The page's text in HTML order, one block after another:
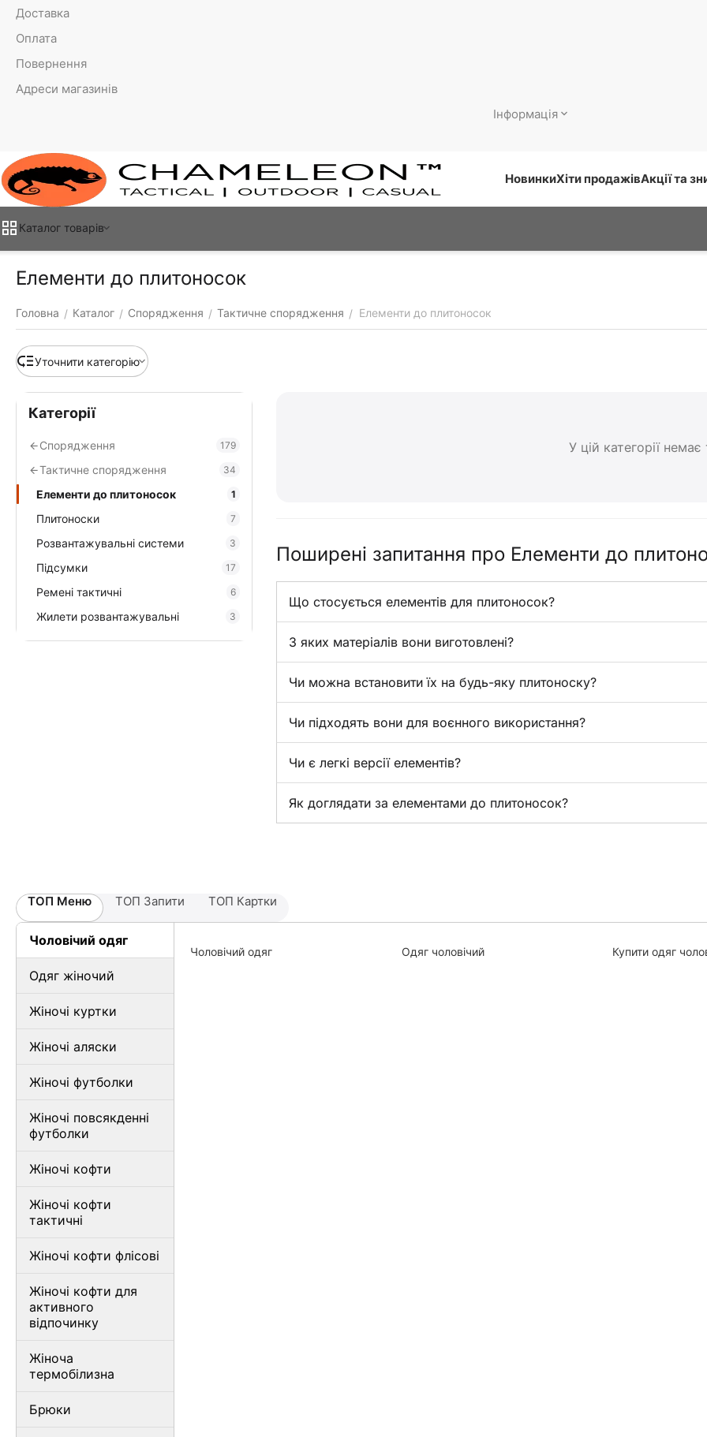
Доставка
Оплата
Повернення
Адреси магазинів
Інформація
НовинкиХіти продажівАкції та
Каталог товарiв
Елементи до плитоносок
Головна / Каталог / Спорядження / Тактичне спорядження / Елементи до плитоносок
Уточнити категорію
У цій категорії немає
Поширені запитання про Елементи до
Що стосується елементів для плитоносок?
З яких матеріалів вони виготовлені?
Чи можна встановити їх на будь-яку плитоноску?
Чи підходять вони для воєнного використання?
Чи є легкі версії елементів?
Як доглядати за елементами до плитоносок?
Категорії
Спорядження 179
Тактичне спорядження 34
Елементи до плитоносок 1
Плитоноски 7
Розвантажувальні системи 3
Підсумки 17
Ремені тактичні 6
Жилети розвантажувальні 3
ТОП Меню ТОП Запити ТОП Картки
Чоловічий одяг
Одяг жіночий
Жіночі куртки
Жіночі аляски
Жіночі футболки
Жіночі повсякденні
футболки
Жіночі кофти
Жіночі кофти
тактичні
Жіночі кофти флісові
Жіночі кофти для
активного
відпочинку
Жіноча
термобілизна
Брюки
Чоловічий одяг Одяг чоловічий Купити одяг